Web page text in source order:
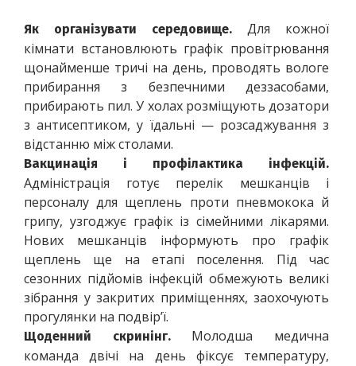
Як організувати середовище. Для кожної
кімнати встановлюють графік провітрювання
щонайменше тричі на день, проводять вологе
прибирання з безпечними деззасобами,
прибирають пил. У холах розміщують дозатори
з антисептиком, у їдальні — розсаджування з
відстанню між столами.
Вакцинація і профілактика інфекцій.
Адміністрація готує перелік мешканців і
персоналу для щеплень проти пневмокока й
грипу, узгоджує графік із сімейними лікарями.
Нових мешканців інформують про графік
щеплень ще на етапі поселення. Під час
сезонних підйомів інфекцій обмежують великі
зібрання у закритих приміщеннях, заохочують
прогулянки на подвір’ї.
Щоденний скринінг. Молодша медична
команда двічі на день фіксує температуру,